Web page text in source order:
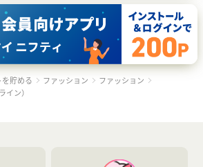
貯める ファッション
ファッション
イン）